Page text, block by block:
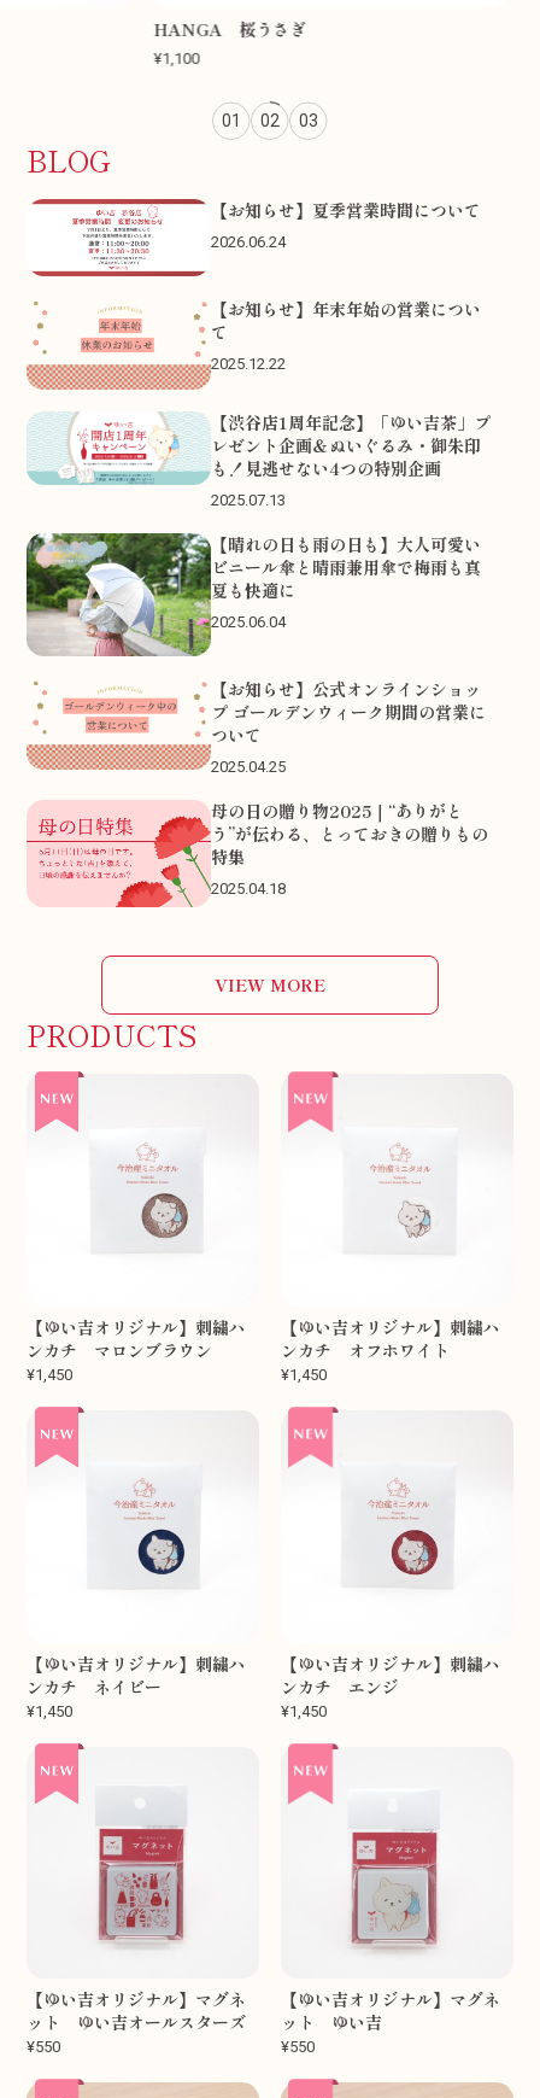
HANGA 桜うさぎ
01 02 03
BLOG
【お知らせ】夏季営業時間について
2026.06.24
【お知らせ】年末年始の営業につい
て
2025.12.22
【渋谷店1周年記念】「ゆい吉茶」プ
レゼント企画＆ぬいぐるみ・御朱印
も！見逃せない4つの特別企画
2025.07.13
【晴れの日も雨の日も】大人可愛い
ビニール傘と晴雨兼用傘で梅雨も真
夏も快適に
2025.06.04
【お知らせ】公式オンラインショッ
プ ゴールデンウィーク期間の営業に
ついて
2025.04.25
母の日の贈り物2025｜“ありがと
う”が伝わる、とっておきの贈りもの
特集
2025.04.18
VIEW MORE
PRODUCTS
【ゆい吉オリジナル】刺繍ハ
ンカチ マロンブラウン
¥1,450
【ゆい吉オリジナル】刺繍ハ
ンカチ オフホワイト
¥1,450
【ゆい吉オリジナル】刺繍ハ
ンカチ ネイビー
¥1,450
【ゆい吉オリジナル】刺繍ハ
ンカチ エンジ
¥1,450
【ゆい吉オリジナル】マグネ
ット ゆい吉オールスターズ
¥550
【ゆい吉オリジナル】マグネ
ット ゆい吉
¥550